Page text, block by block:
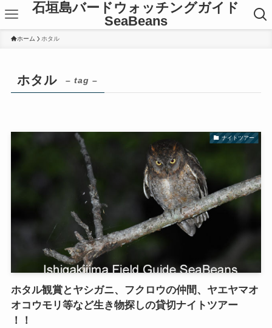
石垣島バードウォッチングガイド
SeaBeans
ホーム ホタル
ホタル – tag –
ナイトツアー
ホタル観賞とヤシガニ、フクロウの仲間、ヤエヤマオ
オコウモリ等など生き物探しの貸切ナイトツアー
！！